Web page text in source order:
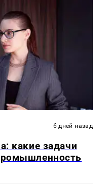
6 дней назад
какие задачи